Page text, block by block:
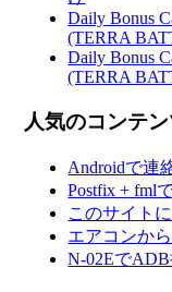
Daily Bonus
(TERRA
Daily Bonus
(TERRA
人気のコンテ
Androidで連
Postfix + fml
このサイト
エアコンか
N-02Eで